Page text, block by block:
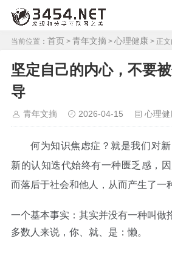
当前位置： 首页 > 青年文摘 > 心理健康 > 正文
坚定自己的内心，不要
导
青年文摘 2026-04-15 心理健
何为知识焦虑症？就是我们对
新的认知迭代始终有一种匮乏感，
而落后于社会和他人，从而产生了一
一个基本事实：其实并没有一种叫做
多数人来说，你、就、是：懒。